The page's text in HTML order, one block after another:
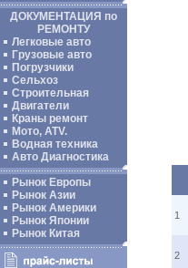
ДОКУМЕНТАЦИЯ по
РЕМОНТУ
Легковые авто
Грузовые авто
Погрузчики
Сельхоз
Строительная
Двигатели
Краны ремонт
Мото, ATV.
Водная техника
Авто Диагностика
Рынок Европы
Рынок Азии
Рынок Америки
Рынок Японии
Рынок Китая
1
2